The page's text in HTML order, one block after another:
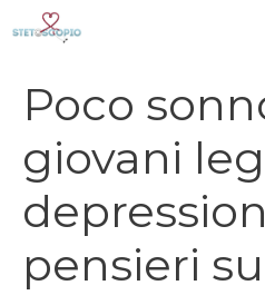
Poco
giovani
pensieri